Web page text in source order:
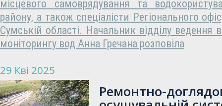
місцевого самоврядування та
району, а також спеціалісти Регіонального
Сумській області. Начальник відділу ведення
моніторингу вод Анна Гречана розповіла
29 Кві 2025
Ремонтно-